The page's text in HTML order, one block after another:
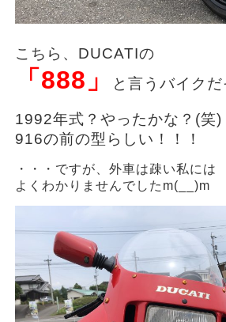
こちら、DUCATIの
「888」 と言うバイクだ
1992年式？やったかな？(笑)
916の前の型らしい！！！
・・・ですが、外車は疎い私には
よくわかりませんでしたm(__)m